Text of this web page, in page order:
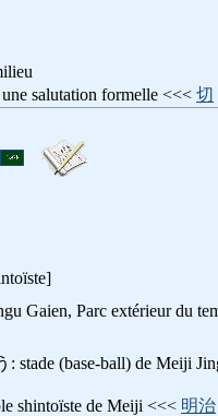
salutation formelle <<< 切
Gaien, Parc extérieur du
(base-ball) de Meiji
shintoïste de Meiji <<< 明治